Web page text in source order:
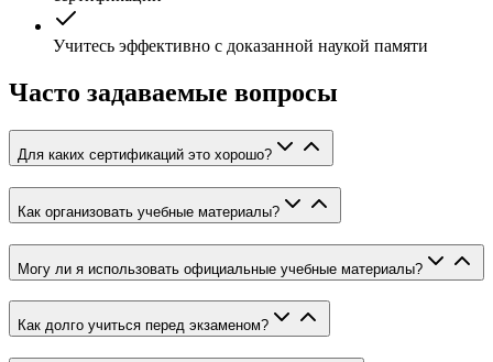
Учитесь эффективно с доказанной наукой памяти
Часто задаваемые вопросы
Для каких сертификаций это хорошо?
Как организовать учебные материалы?
Могу ли я использовать официальные учебные материалы?
Как долго учиться перед экзаменом?